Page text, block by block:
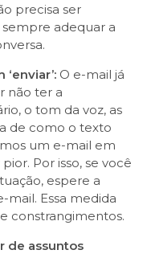
precisa ser
adequar a
O e-mail já
não ter a
o tom da voz, as
de como o texto
um e-mail em
Por isso, se você
espere a
mail. Essa medida
constrangimentos.
de assuntos